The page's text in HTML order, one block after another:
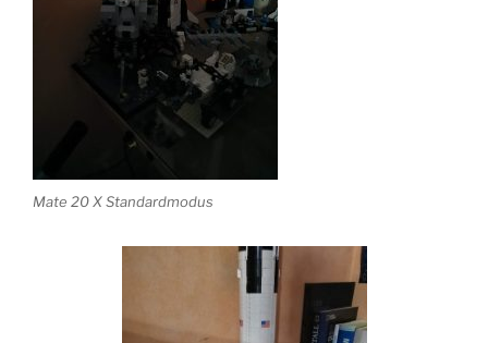
Mate 20 X Standardmodus